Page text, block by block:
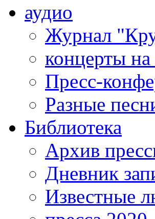
аудио
Журнал
концерты на
Пресс-
Разные
Библиотека
Архив
Дневник
Известные